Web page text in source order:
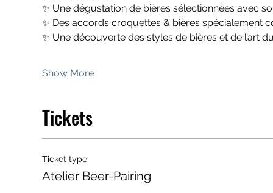
✨ Une dégustation de bières sélectionnées avec
✨ Des accords croquettes & bières spécialement
✨ Une découverte des styles de bières et de l’art
Show More
Tickets
Ticket type
Atelier Beer-Pairing